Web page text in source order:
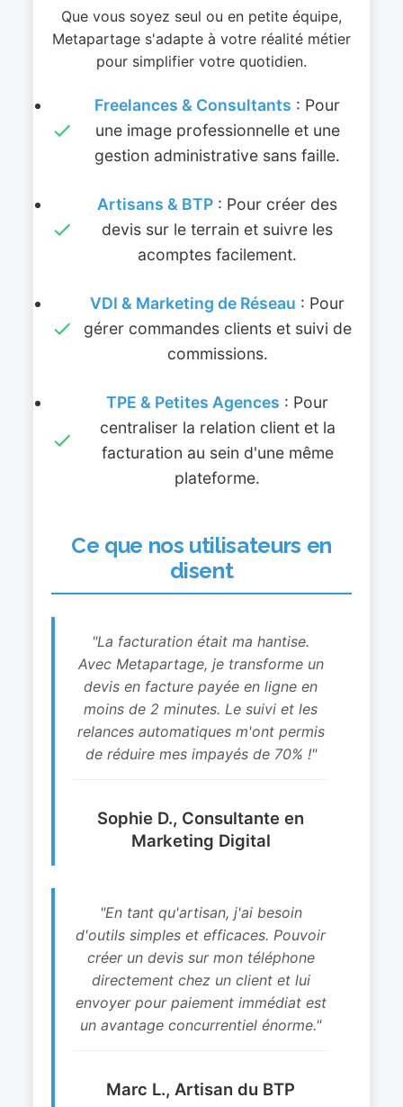
Que vous soyez seul ou en petite équipe,
Metapartage s'adapte à votre réalité métier
pour simplifier votre quotidien.
Freelances & Consultants : Pour
une image professionnelle et une
gestion administrative sans faille.
Artisans & BTP : Pour créer des
devis sur le terrain et suivre les
acomptes facilement.
VDI & Marketing de Réseau : Pour
gérer commandes clients et suivi de
commissions.
TPE & Petites Agences : Pour
centraliser la relation client et la
facturation au sein d'une même
plateforme.
Ce que nos utilisateurs en
disent
"La facturation était ma hantise.
Avec Metapartage, je transforme un
devis en facture payée en ligne en
moins de 2 minutes. Le suivi et les
relances automatiques m'ont permis
de réduire mes impayés de 70% !"
Sophie D., Consultante en
Marketing Digital
"En tant qu'artisan, j'ai besoin
d'outils simples et efficaces. Pouvoir
créer un devis sur mon téléphone
directement chez un client et lui
envoyer pour paiement immédiat est
un avantage concurrentiel énorme."
Marc L., Artisan du BTP